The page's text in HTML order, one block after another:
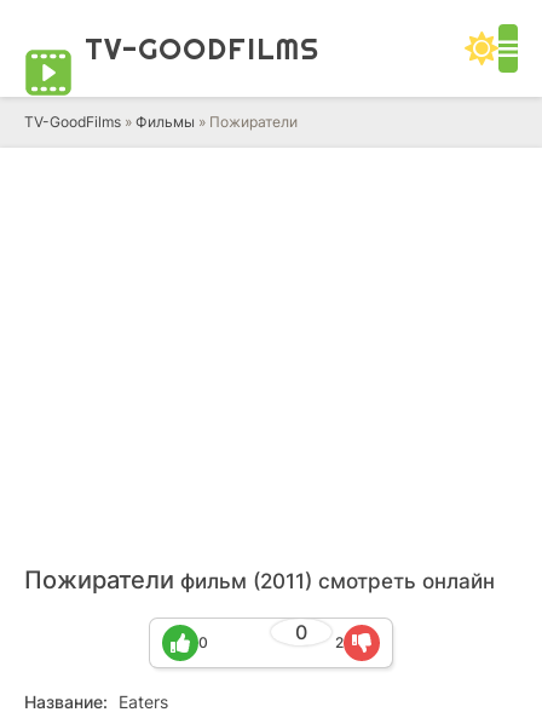
TV-GOODFILMS
TV-GoodFilms » Фильмы » Пожиратели
Пожиратели фильм (2011) смотреть онлайн
0
0 2
Название: Eaters